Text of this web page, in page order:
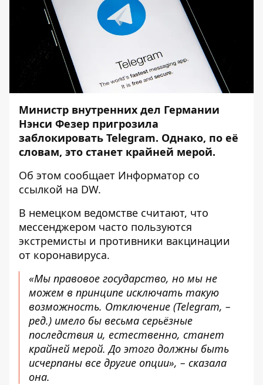
Министр внутренних дел Германии
Нэнси Фезер пригрозила
заблокировать Telegram. Однако, по её
словам, это станет крайней мерой.
Об этом сообщает Информатор со
ссылкой на DW.
В немецком ведомстве считают, что
мессенджером часто пользуются
экстремисты и противники вакцинации
от коронавируса.
«Мы правовое государство, но мы не
можем в принципе исключать такую
возможность. Отключение (Telegram, –
ред.) имело бы весьма серьёзные
последствия и, естественно, станет
крайней мерой. До этого должны быть
исчерпаны все другие опции», – сказала
она.